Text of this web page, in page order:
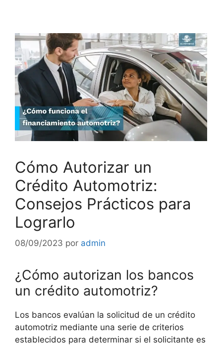
Cómo Autorizar un
Crédito Automotriz:
Consejos Prácticos para
Lograrlo
08/09/2023 por admin
¿Cómo autorizan los bancos
un crédito automotriz?
Los bancos evalúan la solicitud de un crédito
automotriz mediante una serie de criterios
establecidos para determinar si el solicitante es